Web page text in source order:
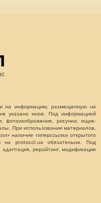
на информацию, размещенную на
указано иное. Под информацией
фотоизображения, рисунки, ящик-
При использовании материалов,
наличие гиперссылки открытого
на protocol.ua обязательна. Под
рерайтинг, модификация